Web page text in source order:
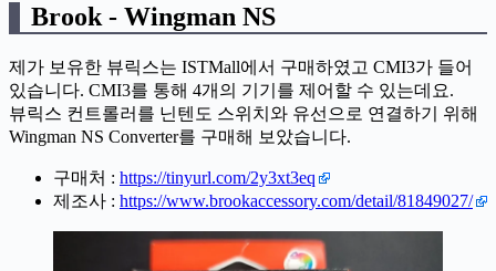
Brook - Wingman NS
제가 보유한 뷰릭스는 ISTMall에서 구매하였고 CMI3가 들어
있습니다. CMI3를 통해 4개의 기기를 제어할 수 있는데요.
뷰릭스 컨트롤러를 닌텐도 스위치와 유선으로 연결하기 위해
Wingman NS Converter를 구매해 보았습니다.
구매처 : https://tinyurl.com/2y3xt3eq
제조사 : https://www.brookaccessory.com/detail/81849027/